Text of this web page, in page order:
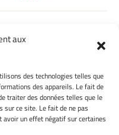
aux
des technologies telles que
des appareils. Le fait de
traiter des données telles que le
sur ce site. Le fait de ne pas
avoir un effet négatif sur certaines